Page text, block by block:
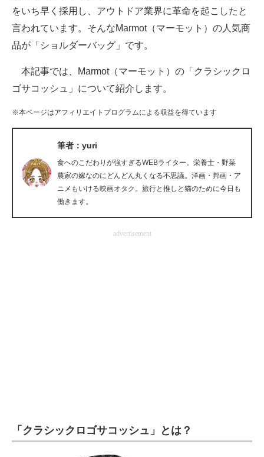
スマホと通信の最新トレンド
進化するPCとデバイスの未来
好きが集まる 比べて選べる
ビジネスと働き方のヒント
AI活用のいまが分かる
企業ITのトレンドを詳説
経営リーダーのコミュニティ
マーケ×ITの今がよく分かる
ITエンジニア向け専門サイト
をいち早く採用し、アウトドア業界に革命を起こしたと
言われています。そんなMarmot（マーモット）の人気商
品が「ショルダーバッグ」です。
本記事では、Marmot（マーモット）の「クラシックロ
ゴサコッシュ」について紹介します。
※本ページはアフィリエイトプログラムによる収益を得ています
筆者：yuri
食へのこだわりが強すぎるWEBライター。栄養士・野菜
農家の嫁なのにどんどん丸くなる不思議。洋画・邦画・ア
ニメもいける映画オタク。旅行と推しと猫のために今日も
働きます。
advertisement
「クラシックロゴサコッシュ」とは？